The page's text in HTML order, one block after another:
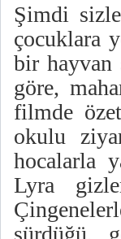
Şimdi
çocuklara
bir hayvan
göre,
filmde
okulu
hocalarla
Lyra
sürdüğü,